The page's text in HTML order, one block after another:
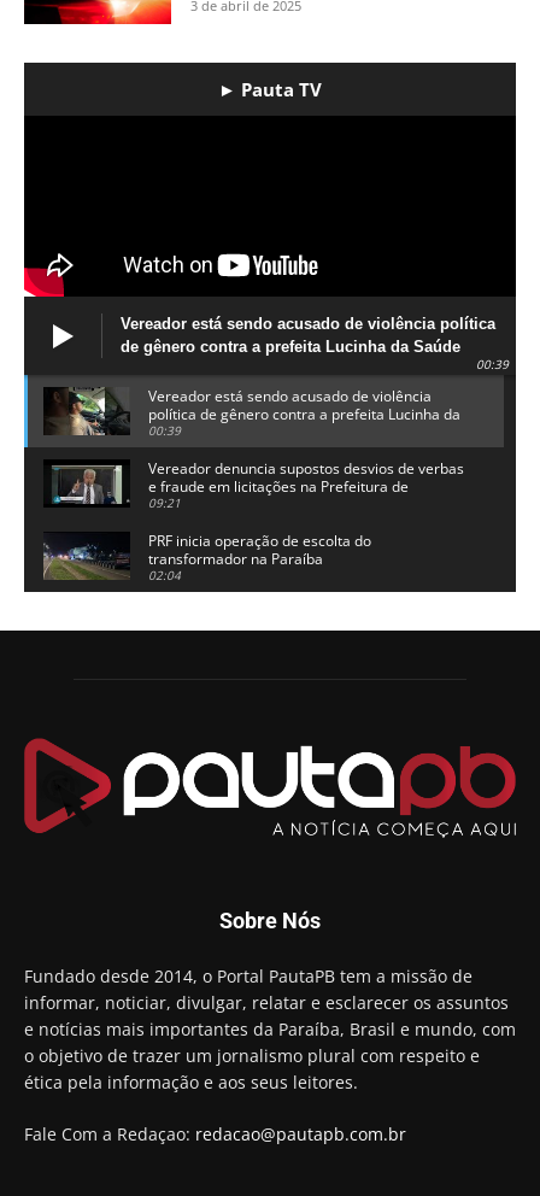
3 de abril de 2025
► Pauta TV
Vereador está sendo acusado de violência política
de gênero contra a prefeita Lucinha da Saúde
00:39
Vereador está sendo acusado de violência
política de gênero contra a prefeita Lucinha da
Saúde
00:39
Vereador denuncia supostos desvios de verbas
e fraude em licitações na Prefeitura de
Alhandra
09:21
PRF inicia operação de escolta do
transformador na Paraíba
02:04
candidatura a governador da Paraíba
Chapa dos sonhos: Cícero agradece a Galdino,
Arthur Lira parabeniza Karla Pimentel por sua
reeleição em Conde
00:23
Aguinaldo Ribeiro destaca apoio do PP a Hugo
preso e faz vídeo na cadeia
Hugo Motta retira projeto que permitia bancos
"confiscar" dinheiro de clientes
01:49
Descaso da gestão Panta deixa crianças e
professoras 'ilhadas' em creche
00:16
Sobre Nós
Fundado desde 2014, o Portal PautaPB tem a missão de
informar, noticiar, divulgar, relatar e esclarecer os assuntos
e notícias mais importantes da Paraíba, Brasil e mundo, com
o objetivo de trazer um jornalismo plural com respeito e
ética pela informação e aos seus leitores.
Fale Com a Redaçao: redacao@pautapb.com.br